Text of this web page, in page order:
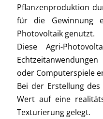
Pflanzenproduktion
für die Gewinnung
Photovoltaik genutzt.
Diese Agri-
oder Computerspiele
Bei der Erstellung
Wert auf eine
Texturierung gelegt.